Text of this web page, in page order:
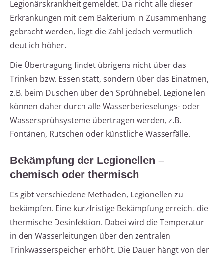
Legionärskrankheit gemeldet. Da nicht alle dieser
Erkrankungen mit dem Bakterium in Zusammenhang
gebracht werden, liegt die Zahl jedoch vermutlich
deutlich höher.
Die Übertragung findet übrigens nicht über das
Trinken bzw. Essen statt, sondern über das Einatmen,
z.B. beim Duschen über den Sprühnebel. Legionellen
können daher durch alle Wasserberieselungs- oder
Wassersprühsysteme übertragen werden, z.B.
Fontänen, Rutschen oder künstliche Wasserfälle.
Bekämpfung der Legionellen –
chemisch oder thermisch
Es gibt verschiedene Methoden, Legionellen zu
bekämpfen. Eine kurzfristige Bekämpfung erreicht die
thermische Desinfektion. Dabei wird die Temperatur
in den Wasserleitungen über den zentralen
Trinkwasserspeicher erhöht. Die Dauer hängt von der